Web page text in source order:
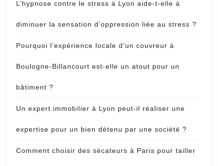
L’hypnose contre le stress à Lyon aide-t-elle à
diminuer la sensation d’oppression liée au stress ?
Pourquoi l’expérience locale d’un couvreur à
Boulogne-Billancourt est-elle un atout pour un
bâtiment ?
Un expert immobilier à Lyon peut-il réaliser une
expertise pour un bien détenu par une société ?
Comment choisir des sécateurs à Paris pour tailler